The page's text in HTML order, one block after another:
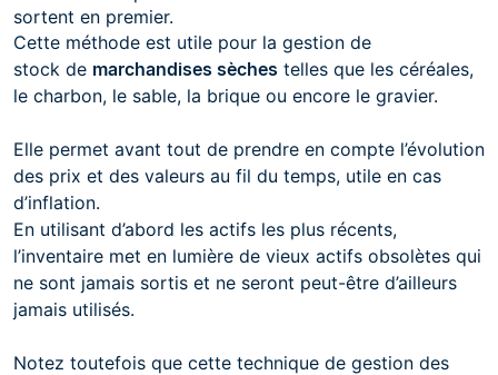
sortent en premier.
Cette méthode est utile pour la gestion de
stock de marchandises sèches telles que les céréales,
le charbon, le sable, la brique ou encore le gravier.
Elle permet avant tout de prendre en compte l’évolution
des prix et des valeurs au fil du temps, utile en cas
d’inflation.
En utilisant d’abord les actifs les plus récents,
l’inventaire met en lumière de vieux actifs obsolètes qui
ne sont jamais sortis et ne seront peut-être d’ailleurs
jamais utilisés.
Notez toutefois que cette technique de gestion des